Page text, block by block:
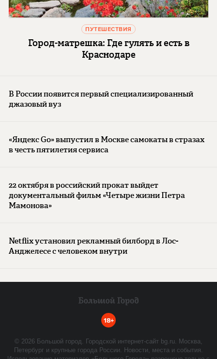
ПУТЕШЕСТВИЯ
Город-матрешка: Где гулять и есть в
Краснодаре
В России появится первый специализированный
джазовый вуз
«Яндекс Go» выпустил в Москве самокаты в стразах
в честь пятилетия сервиса
22 октября в российский прокат выйдет
документальный фильм «Четыре жизни Петра
Мамонова»
Netflix установил рекламный билборд в Лос-
Анджелесе с человеком внутри
18+
© 2026 Большой город. Городской интернет-сайт bg.ru. Москва,
Петербург и крупные города России. Новости, места и события.